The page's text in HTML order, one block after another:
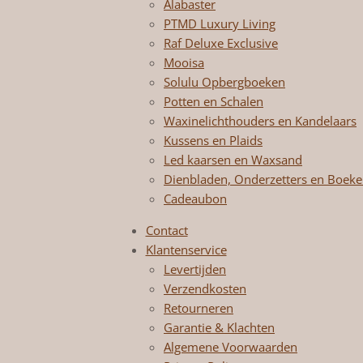
Alabaster
PTMD Luxury Living
Raf Deluxe Exclusive
Mooisa
Solulu Opbergboeken
Potten en Schalen
Waxinelichthouders en Kandelaars
Kussens en Plaids
Led kaarsen en Waxsand
Dienbladen, Onderzetters en
Cadeaubon
Contact
Klantenservice
Levertijden
Verzendkosten
Retourneren
Garantie & Klachten
Algemene Voorwaarden